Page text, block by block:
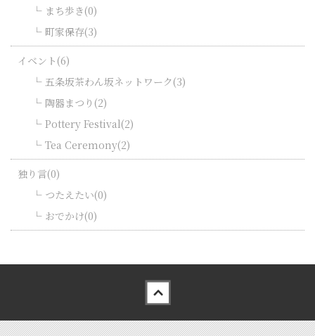
まち歩き(0)
町家保存(3)
イベント(6)
五条坂茶わん坂ネットワーク(3)
陶器まつり(2)
Pottery Festival(2)
Tea Ceremony(2)
独り言(0)
つたえたい(0)
おでかけ(0)
Back to top